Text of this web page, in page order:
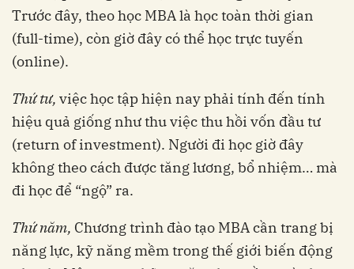
Trước đây, theo học MBA là học toàn thời gian
(full-time), còn giờ đây có thể học trực tuyến
(online).
Thứ tư, việc học tập hiện nay phải tính đến tính
hiệu quả giống như thu việc thu hồi vốn đầu tư
(return of investment). Người đi học giờ đây
không theo cách được tăng lương, bổ nhiệm… mà
đi học để “ngộ” ra.
Thứ năm, Chương trình đào tạo MBA cần trang bị
năng lực, kỹ năng mềm trong thế giới biến động